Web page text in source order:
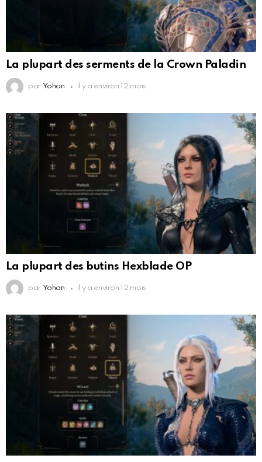
La plupart des serments de la Crown Paladin
par Yohan il y a environ 12 mois
La plupart des butins Hexblade OP
par Yohan il y a environ 12 mois